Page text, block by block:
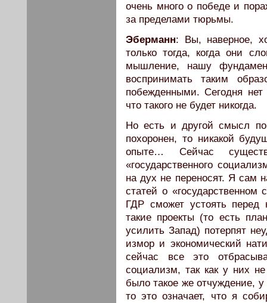
очень много о победе и
за пределами тюрьмы.
Эберманн: Вы, наверное,
только тогда, когда они
мышление, нашу
воспринимать таким
побежденными. Сегодня
что такого не будет никогда.
Но есть и другой смысл
похоронен, то никакой
опыте… Сейчас
«государственного
на дух не переносят. Я сам
статей о «государственном
ГДР сможет устоять
такие проекты (то есть
усилить Запад) потерпят
измор и экономический
сейчас все это
социализм, так как у них
было такое же отчуждение,
то это означает, что я